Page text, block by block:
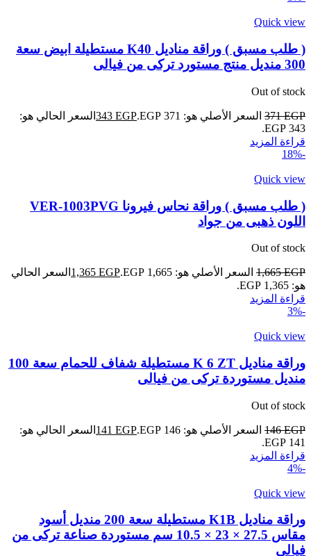
Quick view
( طلب مسبق ) وراقة مناديل K40 مستطيلة ابيض سعة
300 منديل منتج مستورد تركى من فيالى
Out of stock
371EGP السعر الأصلي هو: 371 EGP. 343 EGP
السعر الحالي هو:
343 EGP.
قراءة المزيد
-18%
Quick view
( طلب مسبق ) وراقة نحاس فيرونا VER-1003PVG
اللون ذهبى من جواد
Out of stock
1,665EGP السعر الأصلي هو: 1,665 EGP. 1,365 EGP
السعر الحالي
هو: 1,365 EGP.
قراءة المزيد
-3%
Quick view
وراقة مناديل K 6 ZT مستطيلة شفاف للحمام سعة 100
منديل مستوردة تركى من فيالى
Out of stock
146EGP السعر الأصلي هو: 146 EGP. 141 EGP
السعر الحالي هو:
141 EGP.
قراءة المزيد
-4%
Quick view
وراقة مناديل K1B مستطيلة سعة 200 منديل أسود
مقاس 27.5 × 23 × 10.5 سم مستوردة صناعة تركى من
فيالى